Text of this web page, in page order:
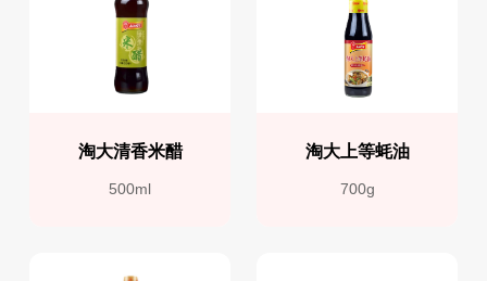
淘大清香米醋
500ml
淘大上等蚝油
700g